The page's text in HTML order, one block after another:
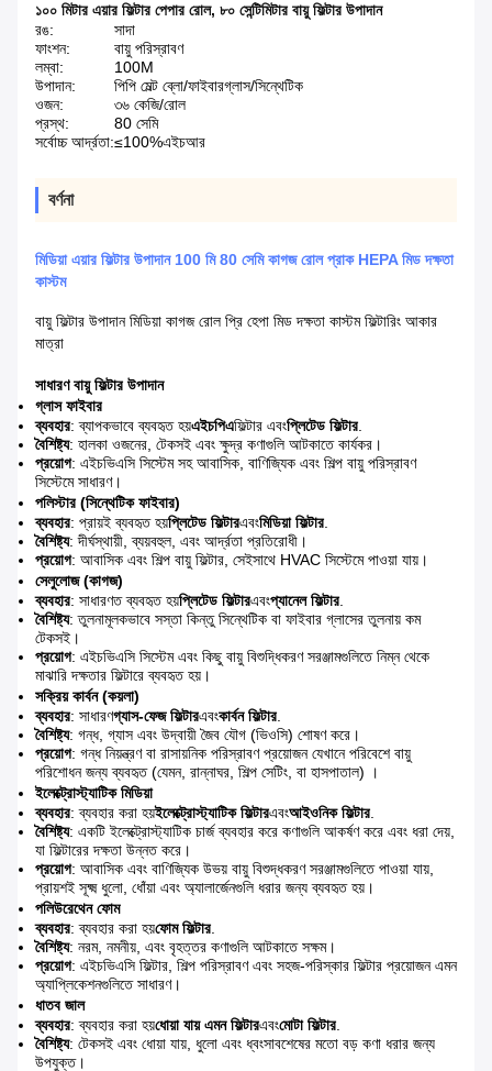
১০০ মিটার এয়ার ফিল্টার পেপার রোল, ৮০ সেন্টিমিটার বায়ু ফিল্টার উপাদান
রঙ:
সাদা
ফাংশন:
বায়ু পরিস্রাবণ
লম্বা:
100M
উপাদান:
পিপি মেল্ট ব্লো/ফাইবারগ্লাস/সিন্থেটিক
ওজন:
৩৬ কেজি/রোল
প্রস্থ:
80 সেমি
সর্বোচ্চ আর্দ্রতা:≤100%এইচআর
বর্ণনা
মিডিয়া এয়ার ফিল্টার উপাদান 100 মি 80 সেমি কাগজ রোল প্রাক HEPA মিড দক্ষতা
কাস্টম
বায়ু ফিল্টার উপাদান মিডিয়া কাগজ রোল প্রি হেপা মিড দক্ষতা কাস্টম ফিল্টারিং আকার
মাত্রা
সাধারণ বায়ু ফিল্টার উপাদান
গ্লাস ফাইবার
ব্যবহার: ব্যাপকভাবে ব্যবহৃত হয়এইচপিএফিল্টার এবংপ্লিটেড ফিল্টার.
বৈশিষ্ট্য: হালকা ওজনের, টেকসই এবং ক্ষুদ্র কণাগুলি আটকাতে কার্যকর।
প্রয়োগ: এইচভিএসি সিস্টেম সহ আবাসিক, বাণিজ্যিক এবং শিল্প বায়ু পরিস্রাবণ
সিস্টেমে সাধারণ।
পলিস্টার (সিন্থেটিক ফাইবার)
ব্যবহার: প্রায়ই ব্যবহৃত হয়প্লিটেড ফিল্টারএবংমিডিয়া ফিল্টার.
বৈশিষ্ট্য: দীর্ঘস্থায়ী, ব্যয়বহুল, এবং আর্দ্রতা প্রতিরোধী।
প্রয়োগ: আবাসিক এবং শিল্প বায়ু ফিল্টার, সেইসাথে HVAC সিস্টেমে পাওয়া যায়।
সেলুলোজ (কাগজ)
ব্যবহার: সাধারণত ব্যবহৃত হয়প্লিটেড ফিল্টারএবংপ্যানেল ফিল্টার.
বৈশিষ্ট্য: তুলনামূলকভাবে সস্তা কিন্তু সিন্থেটিক বা ফাইবার গ্লাসের তুলনায় কম
টেকসই।
প্রয়োগ: এইচভিএসি সিস্টেম এবং কিছু বায়ু বিশুদ্ধিকরণ সরঞ্জামগুলিতে নিম্ন থেকে
মাঝারি দক্ষতার ফিল্টারে ব্যবহৃত হয়।
সক্রিয় কার্বন (কয়লা)
ব্যবহার: সাধারণগ্যাস-ফেজ ফিল্টারএবংকার্বন ফিল্টার.
বৈশিষ্ট্য: গন্ধ, গ্যাস এবং উদ্বায়ী জৈব যৌগ (ভিওসি) শোষণ করে।
প্রয়োগ: গন্ধ নিয়ন্ত্রণ বা রাসায়নিক পরিস্রাবণ প্রয়োজন যেখানে পরিবেশে বায়ু
পরিশোধন জন্য ব্যবহৃত (যেমন, রান্নাঘর, শিল্প সেটিং, বা হাসপাতাল) ।
ইলেক্ট্রোস্ট্যাটিক মিডিয়া
ব্যবহার: ব্যবহার করা হয়ইলেক্ট্রোস্ট্যাটিক ফিল্টারএবংআইওনিক ফিল্টার.
বৈশিষ্ট্য: একটি ইলেক্ট্রোস্ট্যাটিক চার্জ ব্যবহার করে কণাগুলি আকর্ষণ করে এবং ধরা দেয়,
যা ফিল্টারের দক্ষতা উন্নত করে।
প্রয়োগ: আবাসিক এবং বাণিজ্যিক উভয় বায়ু বিশুদ্ধকরণ সরঞ্জামগুলিতে পাওয়া যায়,
প্রায়শই সূক্ষ্ম ধুলো, ধোঁয়া এবং অ্যালার্জেনগুলি ধরার জন্য ব্যবহৃত হয়।
পলিউরেথেন ফোম
ব্যবহার: ব্যবহার করা হয়ফোম ফিল্টার.
বৈশিষ্ট্য: নরম, নমনীয়, এবং বৃহত্তর কণাগুলি আটকাতে সক্ষম।
প্রয়োগ: এইচভিএসি ফিল্টার, শিল্প পরিস্রাবণ এবং সহজ-পরিস্কার ফিল্টার প্রয়োজন এমন
অ্যাপ্লিকেশনগুলিতে সাধারণ।
ধাতব জাল
ব্যবহার: ব্যবহার করা হয়ধোয়া যায় এমন ফিল্টারএবংমোটা ফিল্টার.
বৈশিষ্ট্য: টেকসই এবং ধোয়া যায়, ধুলো এবং ধ্বংসাবশেষের মতো বড় কণা ধরার জন্য
উপযুক্ত।